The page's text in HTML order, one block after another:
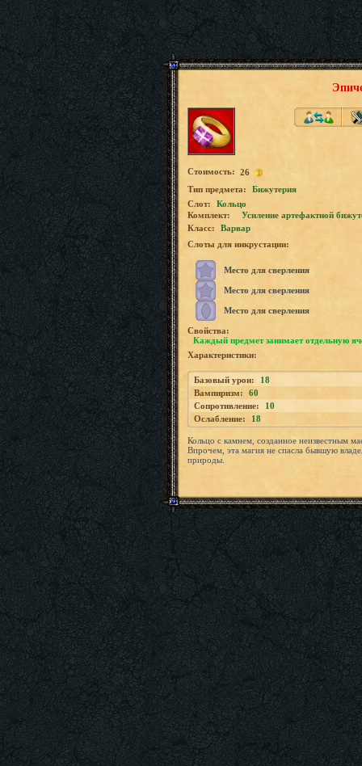
Стоимость: 26
Tип предмета:
Бижутерия
Слот:
Кольцо
Комплект:
Усиление артефактной
Класс:
Варвар
Слоты для инкрустации:
Место для сверления
Место для сверления
Место для сверления
Свойства:
Каждый предмет занимает отдельную
Характеристики:
Базовый урон:
18
Вампиризм:
60
Сопротивление:
10
Ослабление:
18
Кольцо с камнем, созданное неизвестным
Впрочем, эта магия не спасла бывшую
природы.